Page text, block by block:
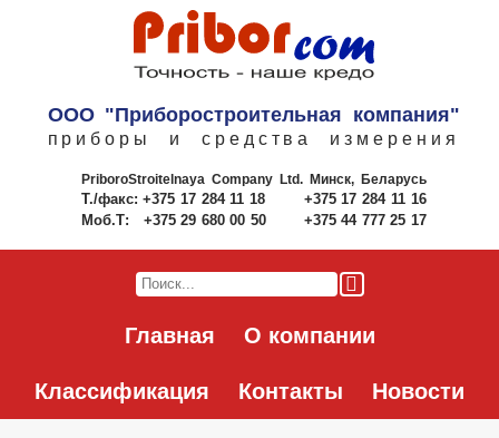
ООО "Приборостроительная компания"
приборы и средства измерения
PriboroStroitelnaya Company Ltd.Минск, Беларусь
Т./факс: +375 17 284 11 18
+375 17 284 11 16
Моб.Т:
+375 29 680 00 50 +375 44 777 25 17
Главная О компании
Классификация Контакты Новости